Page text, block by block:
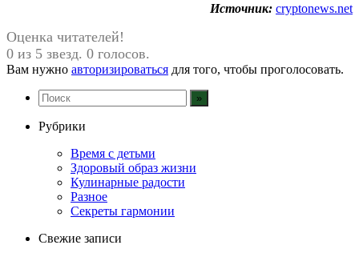
Источник: cryptonews.net
Оценка читателей!
0 из 5 звезд. 0 голосов.
Вам нужно авторизироваться для того, чтобы проголосовать.
Рубрики
Время с детьми
Здоровый образ жизни
Кулинарные радости
Разное
Секреты гармонии
Свежие записи